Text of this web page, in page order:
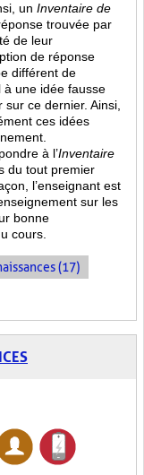
un Inventaire de
trouvée par
de leur
de réponse
différent de
une idée fausse
ce dernier. Ainsi,
ces idées
à l’Inventaire
du tout premier
l’enseignant est
sur les
bonne
cours.
(17)